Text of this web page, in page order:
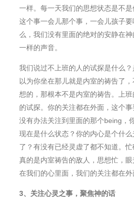
一样。每一天我们的思想状态是不
这个事一会儿那个事，一会儿孩子
么，我们没有里面的绝对的安静在
一样的声音。
我们说过不上班的人的试探是什么
以为你坐在那儿就是内室的祷告了
想的，那根本不是内室的祷告。上
的试探。你的关注都在外面，这个事
没有办法关注到里面的那个being，
现在是什么状态？你的内心是个什
了？有没有已经灵虚了都不知道。忙
真的是内室祷告的敌人，思想忙，
在我们的心里面，我们的关注都在外
3、 关注心灵之事， 聚焦神的话